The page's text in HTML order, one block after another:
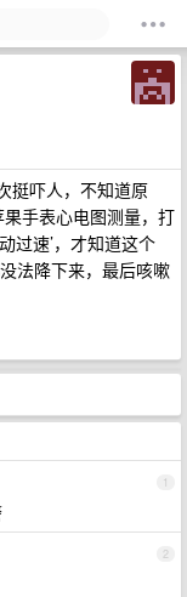
挺吓人，不知道原
手表心电图测量，打
过速’，才知道这个
法降下来，最后咳嗽
1
2